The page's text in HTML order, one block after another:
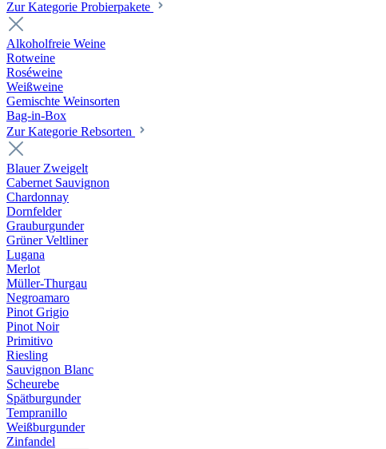
Zur Kategorie Probierpakete
Alkoholfreie Weine
Rotweine
Roséweine
Weißweine
Gemischte Weinsorten
Bag-in-Box
Zur Kategorie Rebsorten
Blauer Zweigelt
Cabernet Sauvignon
Chardonnay
Dornfelder
Grauburgunder
Grüner Veltliner
Lugana
Merlot
Müller-Thurgau
Negroamaro
Pinot Grigio
Pinot Noir
Primitivo
Riesling
Sauvignon Blanc
Scheurebe
Spätburgunder
Tempranillo
Weißburgunder
Zinfandel